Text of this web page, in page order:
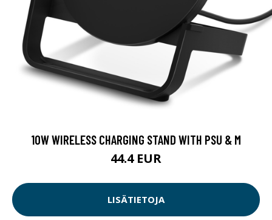
10W WIRELESS CHARGING STAND WITH PSU & M
44.4 EUR
LISÄTIETOJA